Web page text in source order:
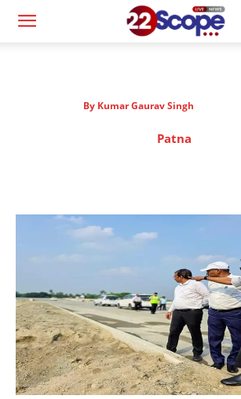
By Kumar Gaurav Singh
Patna